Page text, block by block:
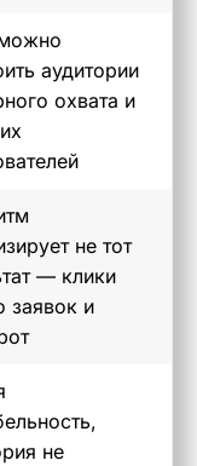
аудитории
охвата и
не тот
— клики
заявок и
не